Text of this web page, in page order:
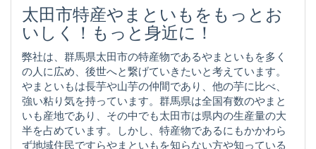
太田市特産やまといもをもっとお
いしく！もっと身近に！
弊社は、群馬県太田市の特産物であるやまといもを多く
の人に広め、後世へと繋げていきたいと考えています。
やまといもは長芋や山芋の仲間であり、他の芋に比べ、
強い粘り気を持っています。群馬県は全国有数のやまと
いも産地であり、その中でも太田市は県内の生産量の大
半を占めています。しかし、特産物であるにもかかわら
ず地域住民ですらやまといもを知らない方や知っている